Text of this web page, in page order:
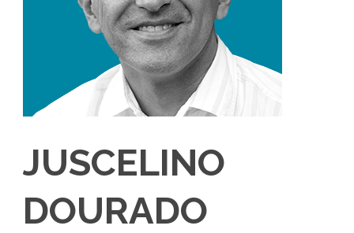
JUSCELINO
DOURADO